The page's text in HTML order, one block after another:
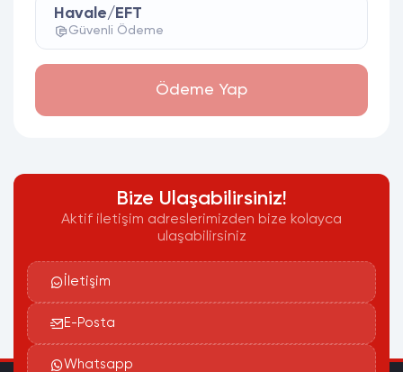
Havale/EFT
Güvenli Ödeme
Ödeme Yap
Bize Ulaşabilirsiniz!
Aktif iletişim adreslerimizden bize kolayca
ulaşabilirsiniz
İletişim
E-Posta
Whatsapp